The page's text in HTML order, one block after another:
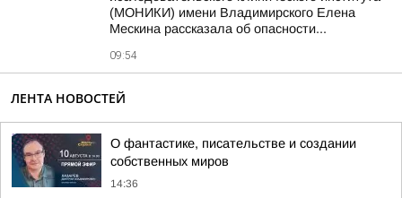
(МОНИКИ) имени Владимирского Елена
Мескина рассказала об опасности...
09:54
ЛЕНТА НОВОСТЕЙ
О фантастике, писательстве и создании
собственных миров
14:36